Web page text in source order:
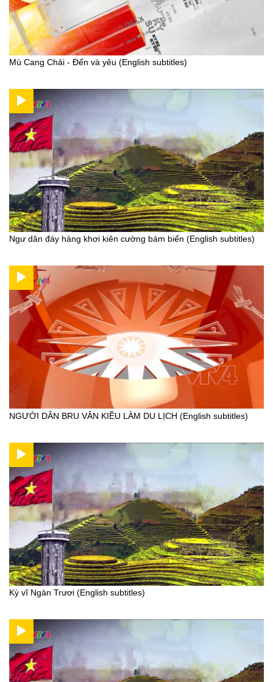
Mù Cang Chải - Đến và yêu (English subtitles)
Ngư dân đáy hàng khơi kiên cường bám biển (English subtitles)
NGƯỜI DÂN BRU VÂN KIỀU LÀM DU LỊCH (English subtitles)
Kỳ vĩ Ngàn Trươi (English subtitles)